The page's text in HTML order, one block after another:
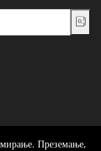
Преземање,